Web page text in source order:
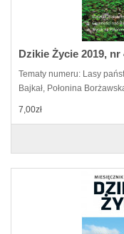
Dzikie Życie 2019,
Tematy numeru: Lasy
Bajkał, Połonina
7,00zł